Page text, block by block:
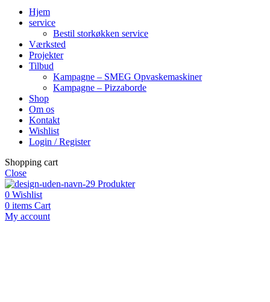
Hjem
service
Bestil storkøkken service
Værksted
Projekter
Tilbud
Kampagne – SMEG Opvaskemaskiner
Kampagne – Pizzaborde
Shop
Om os
Kontakt
Wishlist
Login / Register
Shopping cart
Close
Produkter
0 Wishlist
0 items Cart
My account